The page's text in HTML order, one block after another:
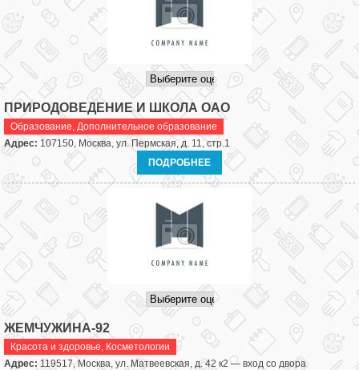
ПРИРОДОВЕДЕНИЕ И ШКОЛА ОАО
Образование, Дополнительное образование
Адрес: 107150, Москва, ул. Пермская, д. 11, стр.1
ПОДРОБНЕЕ
ЖЕМЧУЖИНА-92
Красота и здоровье, Косметологии
Адрес:119517, Москва, ул. Матвеевская, д. 42 к2 — вход со двора